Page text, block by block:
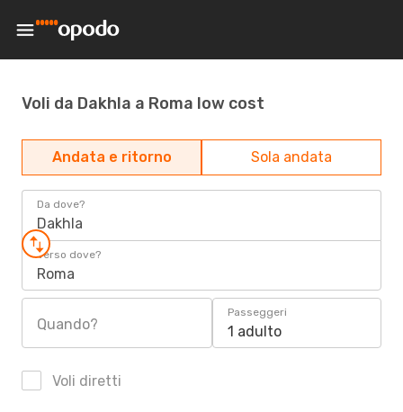
Voli da Dakhla a Roma low cost
Andata e ritorno Sola andata
Da dove?
Dakhla
Verso dove?
Roma
Quando?
Passeggeri
1 adulto
Voli diretti